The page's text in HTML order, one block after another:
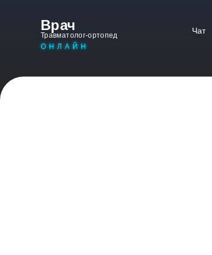
Врач
Травматолог-ортопед
ОНЛАЙН
Чат